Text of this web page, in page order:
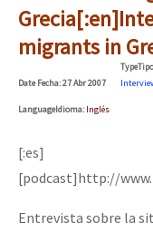
Medios Libres
COVID-19
Eventos
Contacto
migrants in
DateFecha: 27 Abr 2007
TypeTipo
LanguageIdioma: Inglés
[:es]
[podcast]http://
Entrevista sobre la